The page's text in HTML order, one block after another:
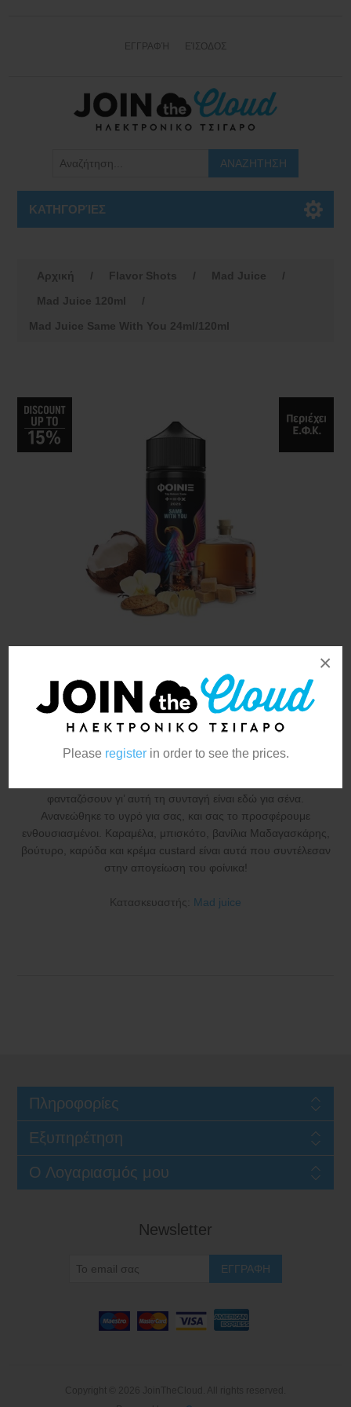
Please registerin order to see the prices.
×
ΕΓΓΡΑΦΉ ΕΊΣΟΔΟΣ
ΚΑΤΗΓΟΡΊΕΣ
Αρχική / Flavor Shots / Mad Juice
/
Mad Juice 120ml
/
Mad Juice Same With You 24ml/120ml
Mad Juice Same With You
24ml/120ml
Η ώρα της συλλογικότητας και της ενότητας έφτασε ξανά μετά
φανταζόσουν γι’ αυτή τη συνταγή είναι εδώ για σένα.
Ανανεώθηκε το υγρό για σας, και σας το προσφέρουμε
ενθουσιασμένοι. Καραμέλα, μπισκότο, βανίλια Μαδαγασκάρης,
βούτυρο, καρύδα και κρέμα custard είναι αυτά που συντέλεσαν
στην απογείωση του φοίνικα!
Κατασκευαστής: Mad juice
Πληροφορίες
Εξυπηρέτηση
Ο Λογαριασμός μου
Newsletter